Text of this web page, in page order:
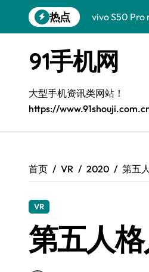
到
热点
vivo S50 Pro
三星Galaxy
三星Galaxy
S25 Ultra颜
Galaxy
Galaxy A56
三星Galaxy
91手机网
大型手机资讯类网站！
https://
首页 VR 2020 第五
VR
第五人